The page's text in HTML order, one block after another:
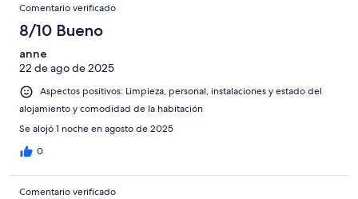
Comentario verificado
8/10 Bueno
anne
22 de ago de 2025
Aspectos positivos: Limpieza, personal, instalaciones y estado del
alojamiento y comodidad de la habitación
Se alojó 1 noche en agosto de 2025
0
Comentario verificado